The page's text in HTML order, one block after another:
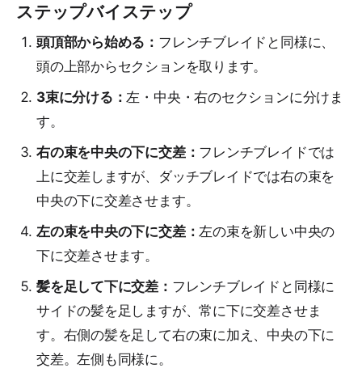
ステップバイステップ
頭頂部から始める： フレンチブレイドと同様に、
頭の上部からセクションを取ります。
3束に分ける：左・中央・右のセクションに分けま
す。
右の束を中央の下に交差： フレンチブレイドでは
上に交差しますが、ダッチブレイドでは右の束を
中央の下に交差させます。
左の束を中央の下に交差：左の束を新しい中央の
下に交差させます。
髪を足して下に交差： フレンチブレイドと同様に
サイドの髪を足しますが、常に下に交差させま
す。右側の髪を足して右の束に加え、中央の下に
交差。左側も同様に。